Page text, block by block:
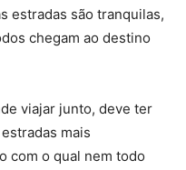
estradas são tranquilas,
chegam ao destino
viajar junto, deve ter
mais
com o qual nem todo